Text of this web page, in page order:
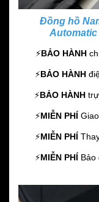
Đồng hồ
Automatic
⚡️BẢO HÀNH
⚡️BẢO HÀNH
⚡️BẢO HÀNH
⚡️MIỄN PHÍ
⚡️MIỄN PHÍ
⚡️MIỄN PHÍ Bảo